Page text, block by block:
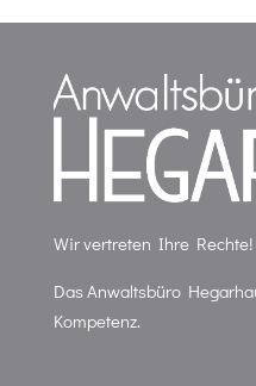
Wir vertreten Ihre Rechte!
Das Anwaltsbüro
Kompetenz.